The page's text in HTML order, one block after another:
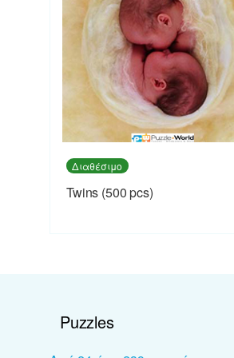
Διαθέσιμο
Twins (500 pcs)
Puzzles